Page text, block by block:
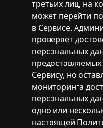
третьих лиц, на
может перейти
в Сервисе.
проверяет
персональных
Сервису, но
мониторинга
персональных
одно или
настоящей